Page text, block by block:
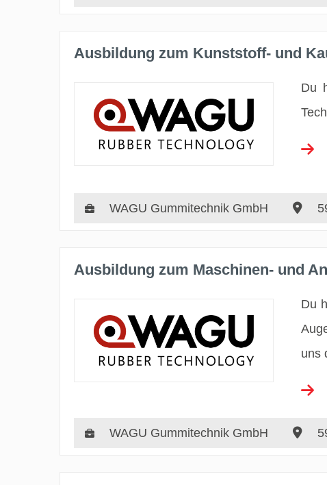
Ausbildung zum Kunststoff- und
Du
WAGU Gummitechnik GmbH
Ausbildung zum Maschinen- und
Du
uns
WAGU Gummitechnik GmbH